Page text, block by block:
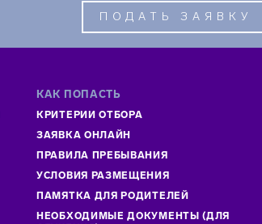
ПОДАТЬ ЗАЯВКУ
КАК ПОПАСТЬ
КРИТЕРИИ ОТБОРА
ЗАЯВКА ОНЛАЙН
ПРАВИЛА ПРЕБЫВАНИЯ
УСЛОВИЯ РАЗМЕЩЕНИЯ
ПАМЯТКА ДЛЯ РОДИТЕЛЕЙ
НЕОБХОДИМЫЕ ДОКУМЕНТЫ (ДЛЯ